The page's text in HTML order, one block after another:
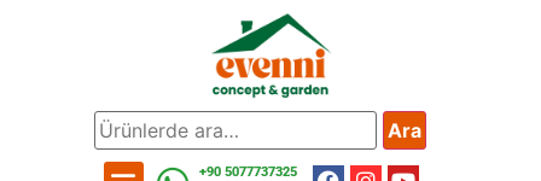
Ara
+90 5077737325